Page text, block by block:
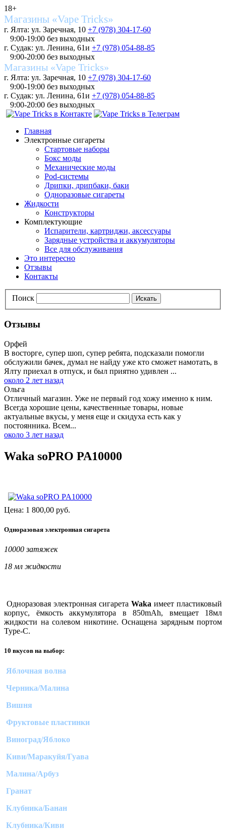
18+
Магазины «Vape Tricks»
г. Ялта: ул. Заречная, 10 +7 (978) 304-17-60
9:00-19:00 без выходных
г. Судак: ул. Ленина, 61и +7 (978) 054-88-85
9:00-20:00 без выходных
Магазины «Vape Tricks»
г. Ялта: ул. Заречная, 10 +7 (978) 304-17-60
9:00-19:00 без выходных
г. Судак: ул. Ленина, 61и +7 (978) 054-88-85
9:00-20:00 без выходных
Главная
Электронные сигареты
Стартовые наборы
Бокс моды
Механические моды
Pod-системы
Дрипки, дрипбаки, баки
Одноразовые сигареты
Жидкости
Конструкторы
Комплектующие
Испарители, картриджи, аксессуары
Зарядные устройства и аккумуляторы
Все для обслуживания
Это интересно
Отзывы
Контакты
Поиск Искать
Отзывы
Орфей
В восторге, супер шоп, супер ребята, подсказали помогли
обслужили бачек, думал не найду уже кто сможет намотать, в
Ялту приехал в отпуск, и был приятно удивлен ...
около 2 лет назад
Ольга
Отличный магазин. Уже не первый год хожу именно к ним.
Всегда хорошие цены, качественные товары, новые
актуальные вкусы, у меня еще и скидуха есть как у
постоянника. Всем...
около 3 лет назад
Waka soPRO PA10000
Цена: 1 800,00 руб.
Одноразовая электронная сигарета
10000 затяжек
18 мл жидкости
Одноразовая электронная сигарета Waka имеет пластиковый
корпус, ёмкость аккумулятора в 850mAh, вмещает 18мл
жидкости на солевом никотине. Оснащена зарядным портом
Type-C.
10 вкусов на выбор:
Яблочная волна
Черника/Малина
Вишня
Фруктовые пластинки
Виноград/Яблоко
Киви/Маракуйя/Гуава
Малина/Арбуз
Гранат
Клубника/Банан
Клубника/Киви